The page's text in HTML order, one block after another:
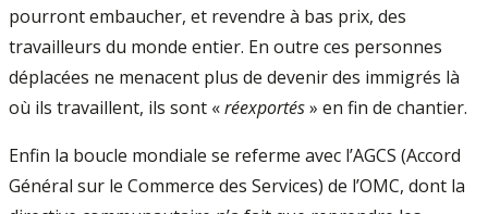
pourront embaucher, et revendre à bas prix, des
travailleurs du monde entier. En outre ces personnes
déplacées ne menacent plus de devenir des immigrés là
où ils travaillent, ils sont «réexportés» en fin de chantier.
Enfin la boucle mondiale se referme avec l’AGCS (Accord
Général sur le Commerce des Services) de l’OMC, dont la